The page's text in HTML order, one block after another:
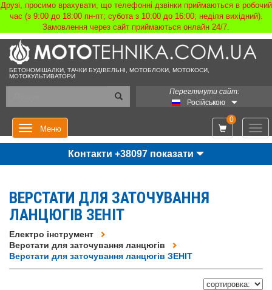
Друзі, просимо врахувати, що телефонні дзвінки приймаються в робочий
час (з 9:00 до 18:00 пн-пт; субота з 10:00 до 16:00; неділя вихідний).
Замовлення через сайт приймаються онлайн 24/7.
БЕТОНОМІШАЛКИ, ТАЧКИ БУДІВЕЛЬНІ, МОТОБЛОКИ, МОТОКОСИ,
МОТОКУЛЬТИВАТОРИ
Переглянути сайт:
Російською
Меню
0
Контакти +38097 показати
ВЕРСТАТИ ДЛЯ ЗАТОЧУВАННЯ
ЛАНЦЮГІВ ЗЕНІТ
Електро інструмент
Верстати для заточування ланцюгів
Верстати для заточування ланцюгів ЗЕНІТ